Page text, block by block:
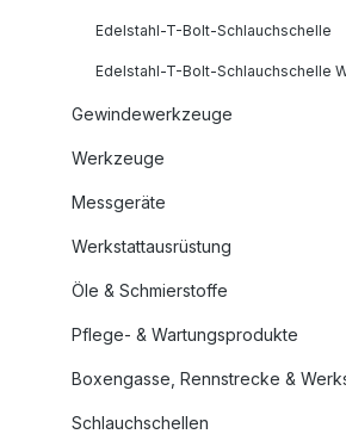
Edelstahl-T-Bolt-Schlauchschelle
Edelstahl-T-Bolt-Schlauchschelle
Gewindewerkzeuge
Werkzeuge
Messgeräte
Werkstattausrüstung
Öle & Schmierstoffe
Pflege- & Wartungsprodukte
Boxengasse, Rennstrecke &
Schlauchschellen